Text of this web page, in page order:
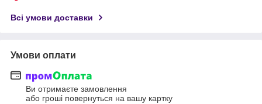
Всі умови доставки
Умови оплати
Ви отримаєте замовлення
або гроші повернуться на вашу картку